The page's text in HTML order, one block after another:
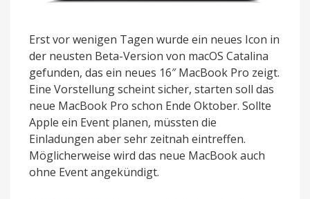
Erst vor wenigen Tagen wurde ein neues Icon in
der neusten Beta-Version von macOS Catalina
gefunden, das ein neues 16″ MacBook Pro zeigt.
Eine Vorstellung scheint sicher, starten soll das
neue MacBook Pro schon Ende Oktober. Sollte
Apple ein Event planen, müssten die
Einladungen aber sehr zeitnah eintreffen.
Möglicherweise wird das neue MacBook auch
ohne Event angekündigt.